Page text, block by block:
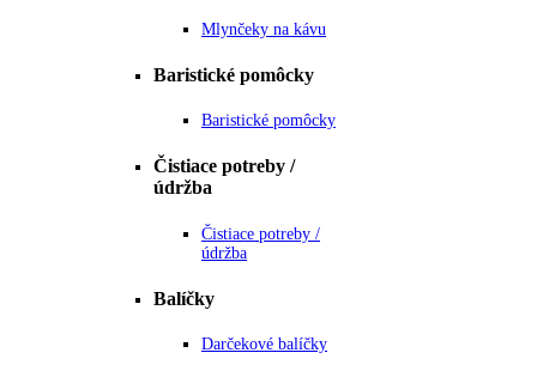
Mlynčeky na kávu
Baristické pomôcky
Baristické pomôcky
Čistiace potreby /
údržba
Čistiace potreby /
údržba
Balíčky
Darčekové balíčky